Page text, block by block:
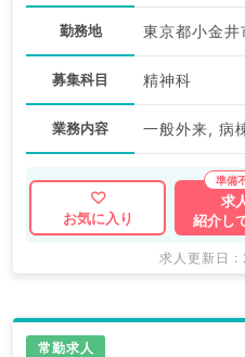
勤務地 東京都小金井
募集科目 精神科
業務内容 一般外来, 病
お気に入り
求
紹介し
求人更新日
常勤求人